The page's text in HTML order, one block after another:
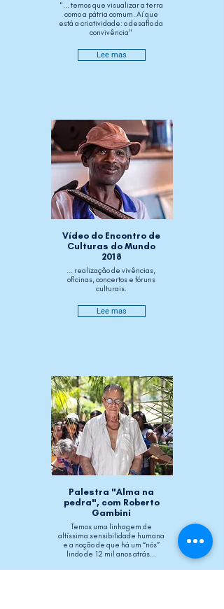
"... temos que visualizar a terra
como a pátria comum. Aí que
está a criatividade: o desafio da
convivência"
Lee mas
Vídeo do Encontro de
Culturas do Mundo
2018
... realização de vivências,
oficinas, concertos e fóruns
culturais.
Lee mas
Palestra "Alma na
pedra", com Roberto
Gambini
Temos uma linhagem de
altíssima sensibilidade humana
e a noção de que há um “nós”
lindo de 12 mil anos atrás...